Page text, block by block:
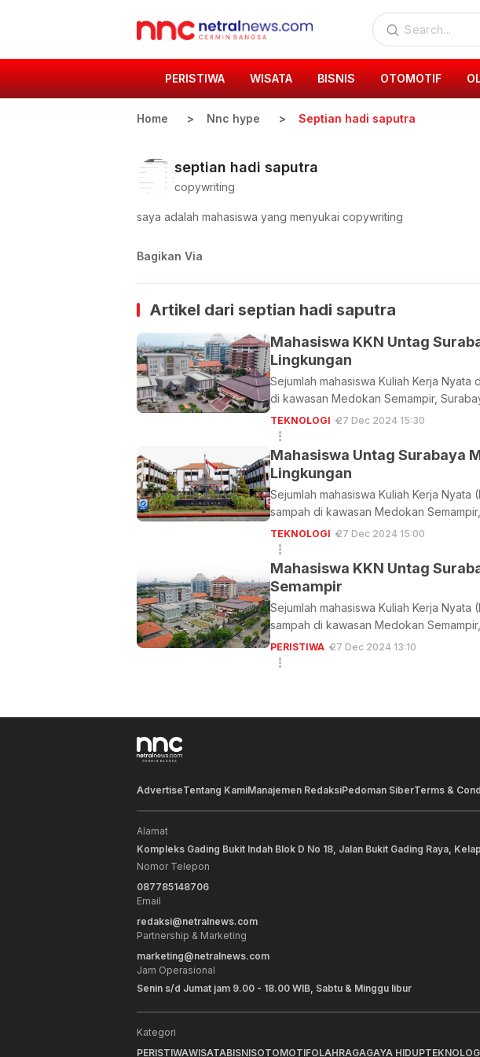
PERISTIWA WISATA BISNIS OTOMOTIF
Home Nnc hype Septian hadi saputra
septian hadi saputra
copywriting
saya adalah mahasiswa yang menyukai copywriting
Bagikan Via
Artikel dari septian hadi saputra
Mahasiswa KKN Untag
Lingkungan
Sejumlah mahasiswa Kuliah Kerja
di kawasan Medokan Semampir,
TEKNOLOGI 27 Dec 2024 15:30
Mahasiswa Untag Surabaya
Lingkungan
Sejumlah mahasiswa Kuliah Kerja
sampah di kawasan Medokan
TEKNOLOGI 27 Dec 2024 15:00
Mahasiswa KKN Untag
Semampir
Sejumlah mahasiswa Kuliah Kerja
sampah di kawasan Medokan
PERISTIWA 27 Dec 2024 13:10
AdvertiseTentang KamiManajemen RedaksiPedoman SiberTerms &
Alamat
Kompleks Gading Bukit Indah Blok D No 18, Jalan Bukit Gading Raya,
Nomor Telepon
087785148706
Email
redaksi@netralnews.com
Partnership & Marketing
marketing@netralnews.com
Jam Operasional
Senin s/d Jumat jam 9.00 - 18.00 WIB, Sabtu & Minggu libur
Kategori
PERISTIWAWISATABISNISOTOMOTIFOLAHRAGAGAYA HIDUP